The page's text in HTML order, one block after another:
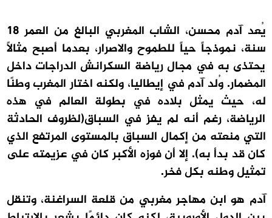
يُعد آدم محسن، الشاب المغربي البالغ من العمر 18
سنة، نموذجاً حياً للطموح والاصرار، بعدما أصبح مثالاً
يحتذى به في مجال رياضة السكرانش الدراجات داخل
المضمار. وُلد آدم في إيطاليا، ولكنه اختار المغرب وطنًا
له، حيث يمثل بلاده في بطولة العالم في هذه
الرياضة، رغم أنه لم يفز في السباق(لظروف الحادثة
التي منعته من إكمال السباق بالمستوى المرتفع الذي
كان قد بدأ به). إلا أن فوزه الأكبر كان في عزيمته على
تمثيل وطنه بكل فخر.
آدم هو ابن مهاجر مغربي من قلعة السراغنة، وتنقل